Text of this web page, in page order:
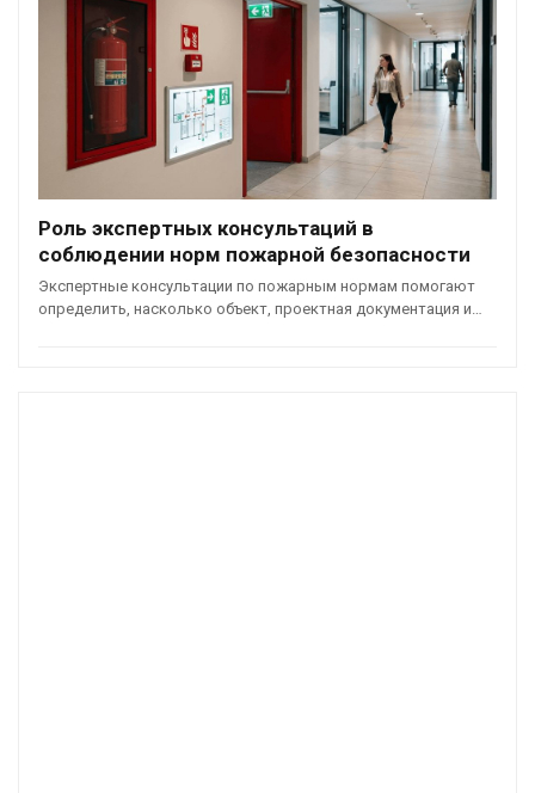
Роль экспертных консультаций в
соблюдении норм пожарной безопасности
Экспертные консультации по пожарным нормам помогают
определить, насколько объект, проектная документация и…